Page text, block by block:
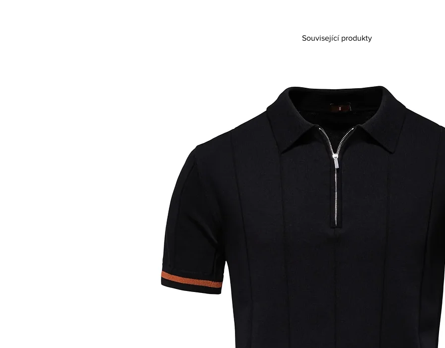
Související produkty